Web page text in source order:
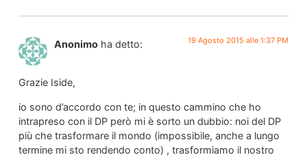
Anonimo ha detto: 19 Agosto 2015 alle 1:37 PM
Grazie Iside,
io sono d’accordo con te; in questo cammino che ho
intrapreso con il DP però mi è sorto un dubbio: noi del DP
più che trasformare il mondo (impossibile, anche a lungo
termine mi sto rendendo conto) , trasformiamo il nostro